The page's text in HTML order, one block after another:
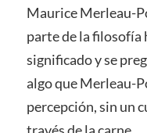
Maurice Merleau-
parte de la filosofía
significado y se
algo que Merleau-
percepción, sin un